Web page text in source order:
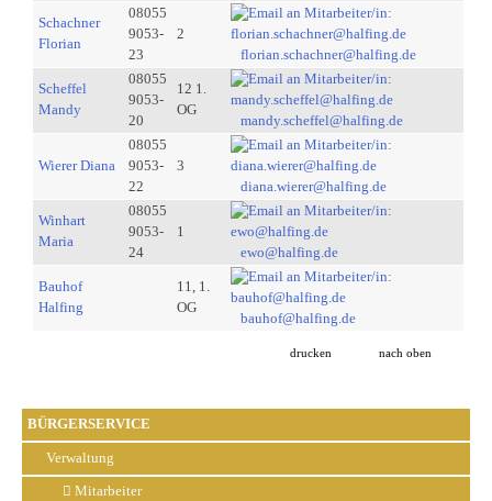
BÜRGERSERVICE
Verwaltung
Mitarbeiter
Schachner
Florian
08055
9053-
23
2
florian.schachner@halfing.de
Scheffel
Mandy
08055
9053-
20
12 1.
OG
mandy.scheffel@halfing.de
Wierer Diana
08055
9053-
22
3
diana.wierer@halfing.de
Winhart
Maria
08055
9053-
24
1
ewo@halfing.de
Bauhof
Halfing
11, 1.
OG
bauhof@halfing.de
drucken nach oben